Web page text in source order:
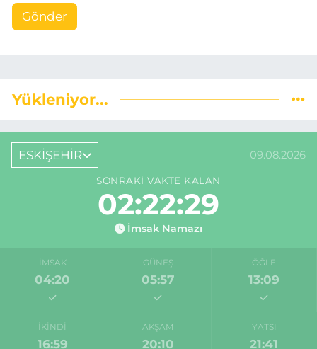
Gönder
Yükleniyor...
ESKİŞEHİR 09.08.2026
SONRAKI VAKTE KALAN
02:22:29
İmsak Namazı
İMSAK
04:20
GÜNEŞ
05:57
ÖĞLE
13:09
İKINDI
16:59
AKŞAM
20:10
YATSI
21:41